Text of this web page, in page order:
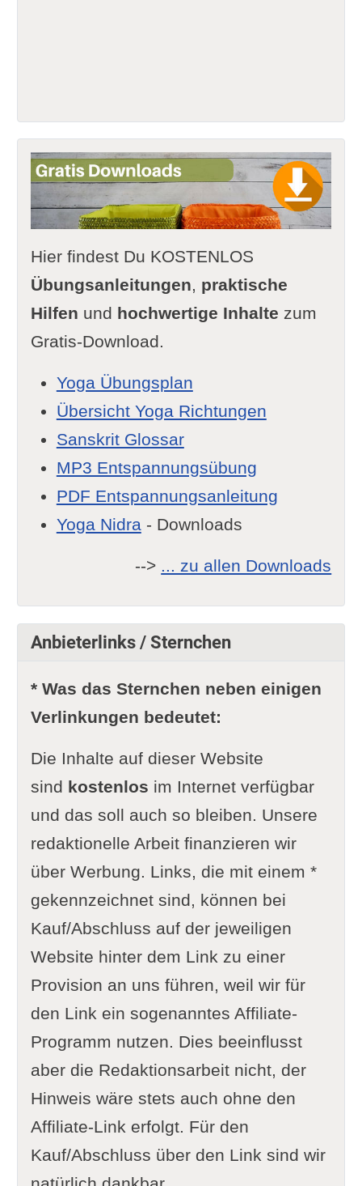
Hier findest Du KOSTENLOS
Übungsanleitungen, praktische
Hilfen und hochwertige Inhalte zum
Gratis-Download.
Yoga Übungsplan
Übersicht Yoga Richtungen
Sanskrit Glossar
MP3 Entspannungsübung
PDF Entspannungsanleitung
Yoga Nidra- Downloads
--> ... zu allen Downloads
Anbieterlinks / Sternchen
* Was das Sternchen neben einigen
Verlinkungen bedeutet:
Die Inhalte auf dieser Website
sind kostenlos im Internet verfügbar
und das soll auch so bleiben. Unsere
redaktionelle Arbeit finanzieren wir
über Werbung. Links, die mit einem *
gekennzeichnet sind, können bei
Kauf/Abschluss auf der jeweiligen
Website hinter dem Link zu einer
Provision an uns führen, weil wir für
den Link ein sogenanntes Affiliate-
Programm nutzen. Dies beeinflusst
aber die Redaktionsarbeit nicht, der
Hinweis wäre stets auch ohne den
Affiliate-Link erfolgt. Für den
Kauf/Abschluss über den Link sind wir